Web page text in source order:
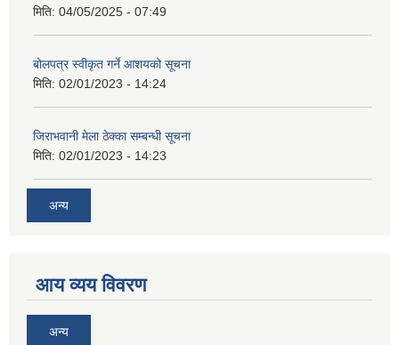
मिति: 04/05/2025 - 07:49
बोलपत्र स्वीकृत गर्ने आशयको सूचना
मिति: 02/01/2023 - 14:24
जिराभवानी मेला ठेक्का सम्बन्धी सूचना
मिति: 02/01/2023 - 14:23
अन्य
आय व्यय विवरण
अन्य